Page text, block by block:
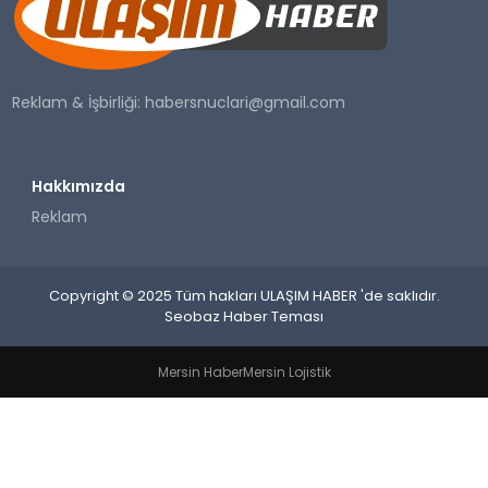
SAĞLIK
YAŞAM
Reklam & İşbirliği:habersnuclari@gmail.com
Hakkımızda
Reklam
Copyright © 2025 Tüm hakları ULAŞIM HABER 'de saklıdır.
Seobaz Haber Teması
Mersin HaberMersin Lojistik